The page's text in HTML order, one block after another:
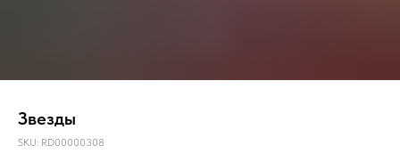
Звезды
SKU: RD00000308